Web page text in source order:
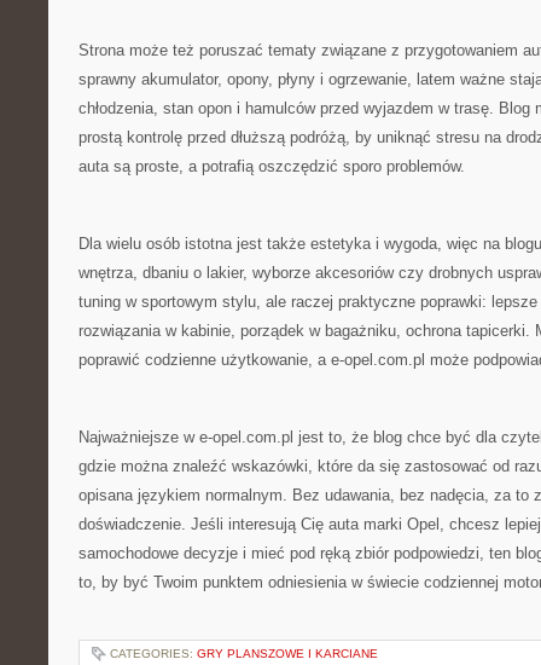
Strona może też poruszać tematy związane z przygotowaniem
sprawny akumulator, opony, płyny i ogrzewanie, latem ważne
chłodzenia, stan opon i hamulców przed wyjazdem w trasę.
prostą kontrolę przed dłuższą podróżą, by uniknąć stresu na
auta są proste, a potrafią oszczędzić sporo problemów.
Dla wielu osób istotna jest także estetyka i wygoda, więc na
wnętrza, dbaniu o lakier, wyborze akcesoriów czy drobnych
tuning w sportowym stylu, ale raczej praktyczne poprawki:
rozwiązania w kabinie, porządek w bagażniku, ochrona tapicerki.
poprawić codzienne użytkowanie, a e-opel.com.pl może
Najważniejsze w e-opel.com.pl jest to, że blog chce być dla
gdzie można znaleźć wskazówki, które da się zastosować od
opisana językiem normalnym. Bez udawania, bez nadęcia, za to
doświadczenie. Jeśli interesują Cię auta marki Opel, chcesz
samochodowe decyzje i mieć pod ręką zbiór podpowiedzi, ten
to, by być Twoim punktem odniesienia w świecie codziennej
CATEGORIES: GRY PLANSZOWE I KARCIANE